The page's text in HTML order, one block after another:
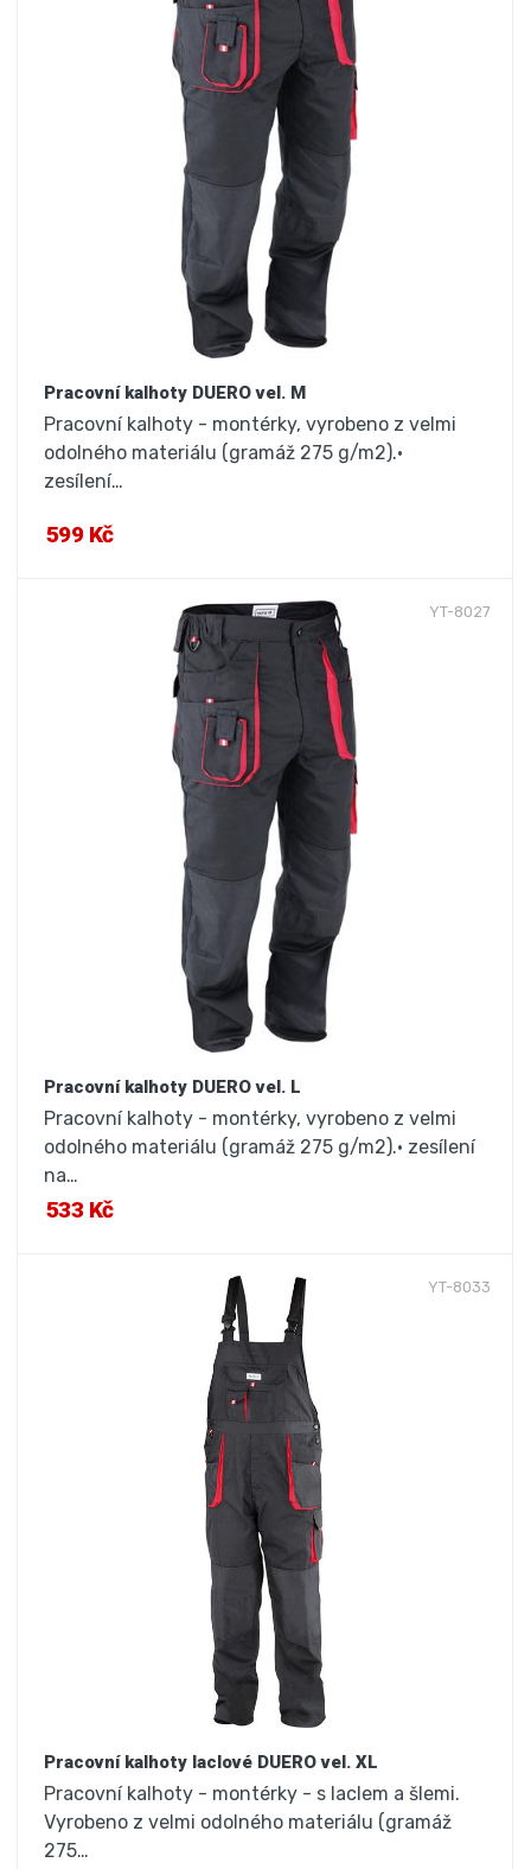
Pracovní kalhoty DUERO vel. M
Pracovní kalhoty - montérky, vyrobeno z velmi
odolného materiálu (gramáž 275 g/m2).•
zesílení…
599 Kč
YT-8027
Pracovní kalhoty DUERO vel. L
Pracovní kalhoty - montérky, vyrobeno z velmi
odolného materiálu (gramáž 275 g/m2).• zesílení
na…
533 Kč
YT-8033
Pracovní kalhoty laclové DUERO vel. XL
Pracovní kalhoty - montérky - s laclem a šlemi.
Vyrobeno z velmi odolného materiálu (gramáž
275…